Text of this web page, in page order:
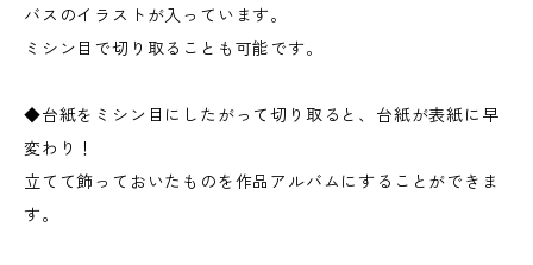
バスのイラストが入っています。
ミシン目で切り取ることも可能です。
◆台紙をミシン目にしたがって切り取ると、台紙が表紙に早
変わり！
立てて飾っておいたものを作品アルバムにすることができま
す。